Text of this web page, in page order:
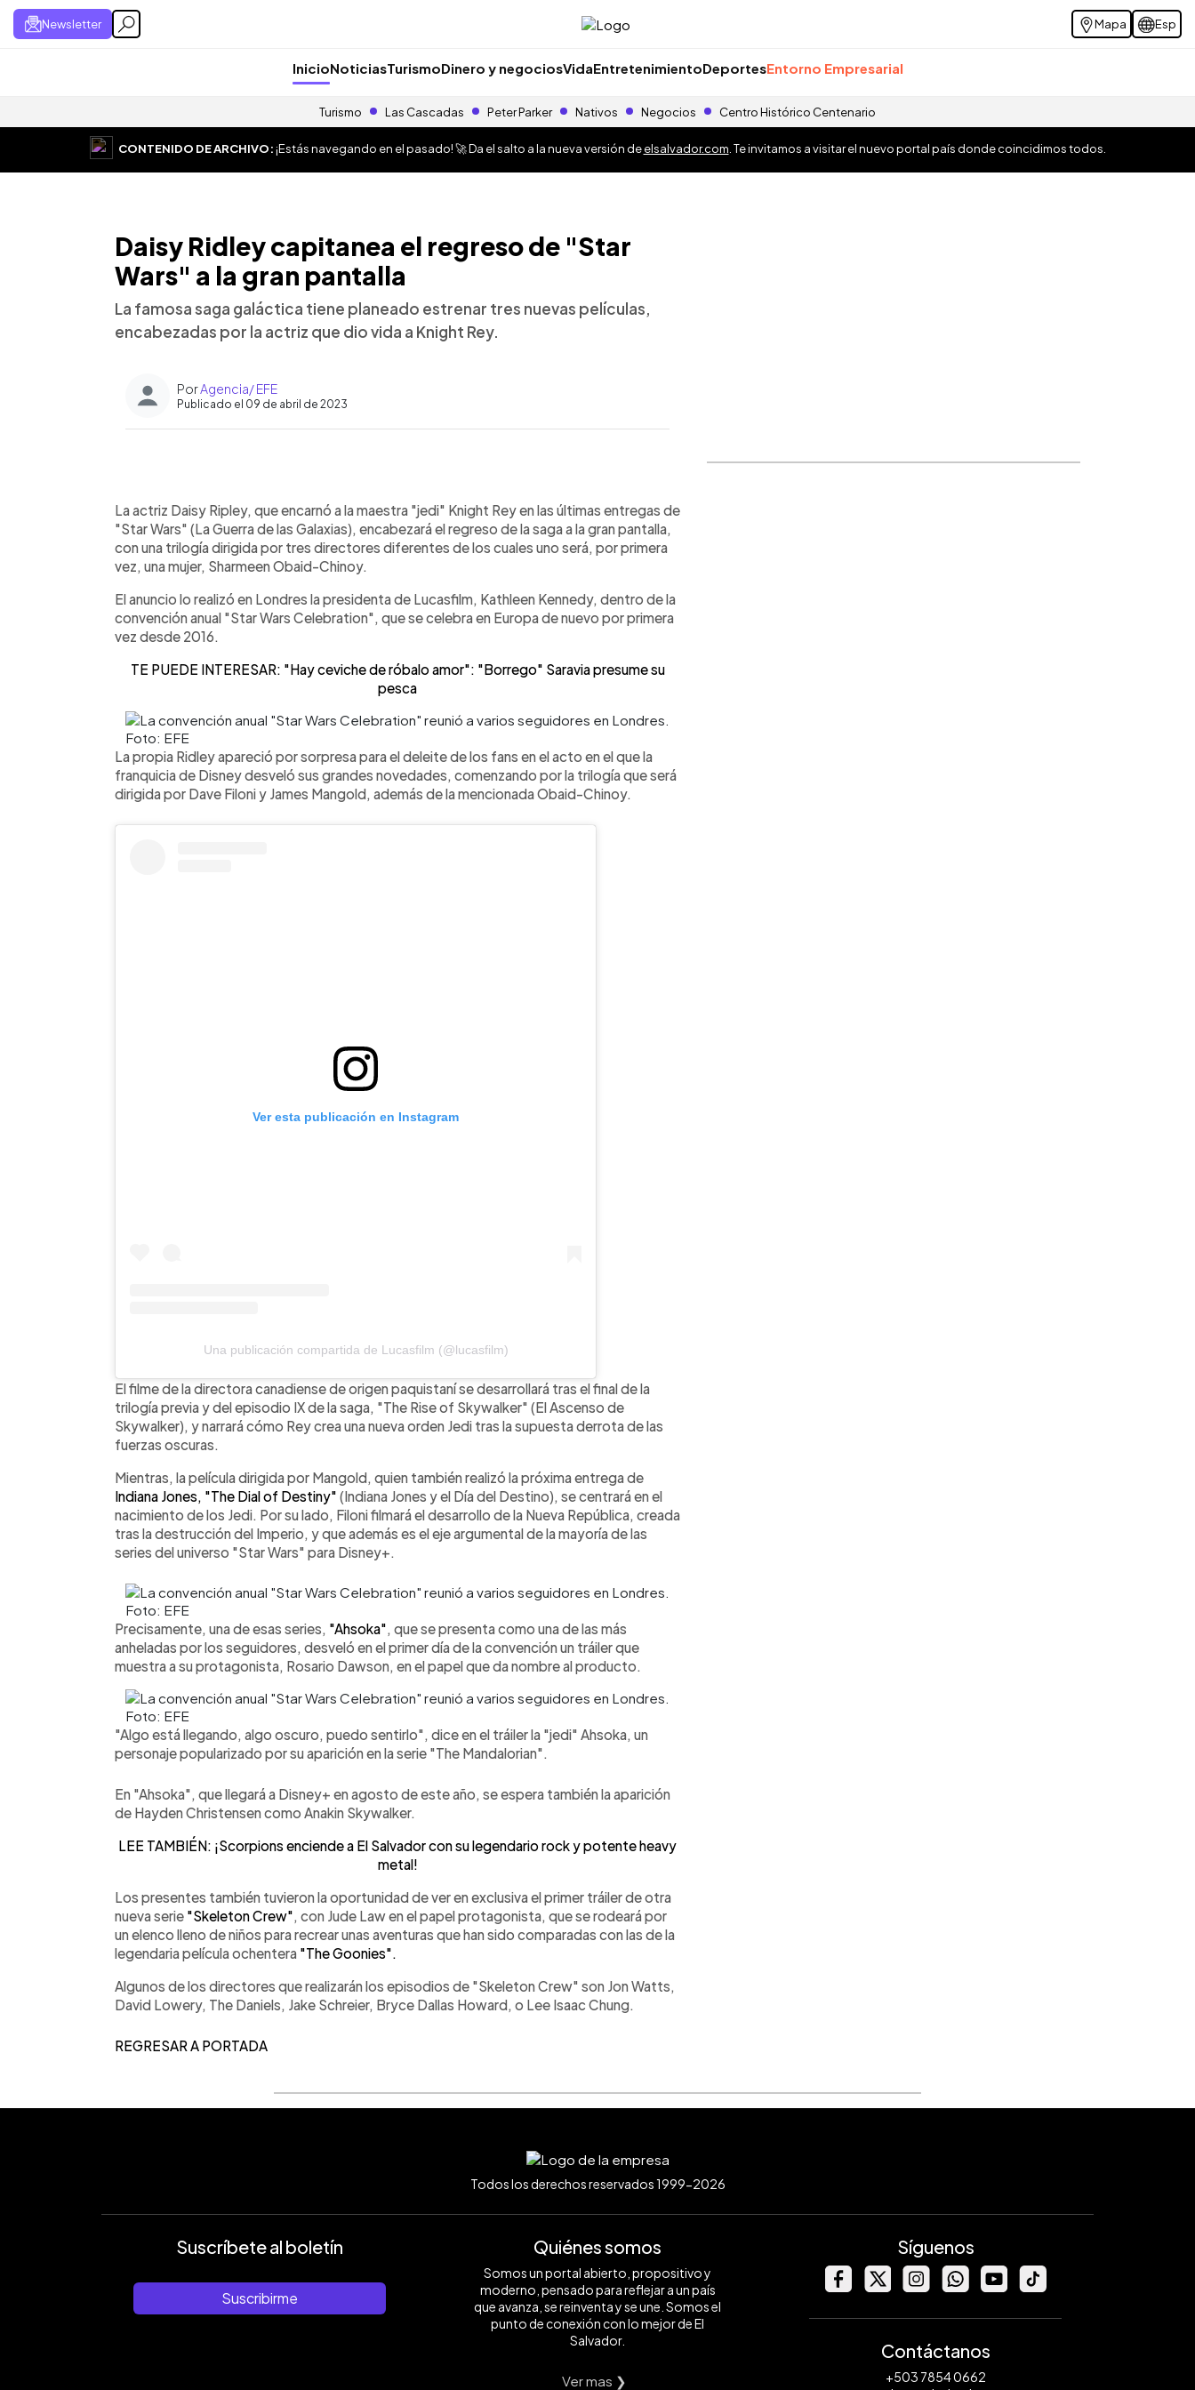
Newsletter Mapa Esp
InicioNoticiasTurismoDinero y negociosVidaEntretenimientoDeportesEntorno Empresarial
Turismo Las Cascadas Peter Parker Nativos Negocios Centro Histórico Centenario
CONTENIDO DE ARCHIVO:¡Estás navegando en el pasado! 🚀 Da el salto a la nueva versión deelsalvador.com . Te invitamos a visitar el nuevo portal país donde coincidimos todos.
Daisy Ridley capitanea el regreso de "Star
Wars" a la gran pantalla
La famosa saga galáctica tiene planeado estrenar tres nuevas películas,
encabezadas por la actriz que dio vida a Knight Rey.
PorAgencia/ EFE
Publicado el 09 de abril de 2023
► Escuchar artículo
La actriz Daisy Ripley, que encarnó a la maestra "jedi" Knight Rey en las últimas entregas de
"Star Wars" (La Guerra de las Galaxias), encabezará el regreso de la saga a la gran pantalla,
con una trilogía dirigida por tres directores diferentes de los cuales uno será, por primera
vez, una mujer, Sharmeen Obaid-Chinoy.
El anuncio lo realizó en Londres la presidenta de Lucasfilm, Kathleen Kennedy, dentro de la
convención anual "Star Wars Celebration", que se celebra en Europa de nuevo por primera
vez desde 2016.
TE PUEDE INTERESAR: "Hay ceviche de róbalo amor": "Borrego" Saravia presume su
pesca
Foto: EFE
La propia Ridley apareció por sorpresa para el deleite de los fans en el acto en el que la
franquicia de Disney desveló sus grandes novedades, comenzando por la trilogía que será
dirigida por Dave Filoni y James Mangold, además de la mencionada Obaid-Chinoy.
Ver esta publicación en Instagram
Una publicación compartida de Lucasfilm (@lucasfilm)
El filme de la directora canadiense de origen paquistaní se desarrollará tras el final de la
trilogía previa y del episodio IX de la saga, "The Rise of Skywalker" (El Ascenso de
Skywalker), y narrará cómo Rey crea una nueva orden Jedi tras la supuesta derrota de las
fuerzas oscuras.
Mientras, la película dirigida por Mangold, quien también realizó la próxima entrega de
Indiana Jones, "The Dial of Destiny" (Indiana Jones y el Día del Destino), se centrará en el
nacimiento de los Jedi. Por su lado, Filoni filmará el desarrollo de la Nueva República, creada
tras la destrucción del Imperio, y que además es el eje argumental de la mayoría de las
series del universo "Star Wars" para Disney+.
Foto: EFE
Precisamente, una de esas series, "Ahsoka" , que se presenta como una de las más
anheladas por los seguidores, desveló en el primer día de la convención un tráiler que
muestra a su protagonista, Rosario Dawson, en el papel que da nombre al producto.
Foto: EFE
"Algo está llegando, algo oscuro, puedo sentirlo", dice en el tráiler la "jedi" Ahsoka, un
personaje popularizado por su aparición en la serie "The Mandalorian".
En "Ahsoka", que llegará a Disney+ en agosto de este año, se espera también la aparición
de Hayden Christensen como Anakin Skywalker.
LEE TAMBIÉN: ¡Scorpions enciende a El Salvador con su legendario rock y potente heavy
metal!
Los presentes también tuvieron la oportunidad de ver en exclusiva el primer tráiler de otra
nueva serie "Skeleton Crew" , con Jude Law en el papel protagonista, que se rodeará por
un elenco lleno de niños para recrear unas aventuras que han sido comparadas con las de la
legendaria película ochentera "The Goonies".
Algunos de los directores que realizarán los episodios de "Skeleton Crew" son Jon Watts,
David Lowery, The Daniels, Jake Schreier, Bryce Dallas Howard, o Lee Isaac Chung.
REGRESAR A PORTADA
Todos los derechos reservados 1999-2026
Suscríbete al boletín
Suscribirme
Quiénes somos
Somos un portal abierto, propositivo y
moderno, pensado para reflejar a un país
que avanza, se reinventa y se une. Somos el
punto de conexión con lo mejor de El
Salvador.
Ver mas ❯
Síguenos
Contáctanos
+503 7854 0662